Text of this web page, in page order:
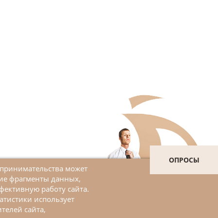
Войти в личный кабинет
ЗАДАТЬ ВОПРОС
ОПРОСЫ
может
фрагменты данных,
работу сайта.
использует
сайта,